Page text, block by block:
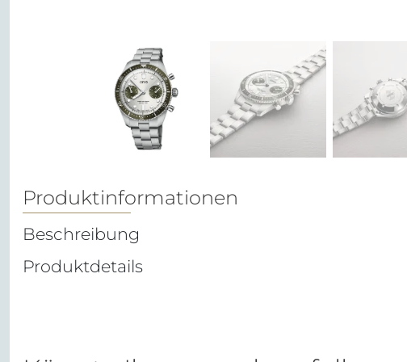
Produktinformationen
Beschreibung
Produktdetails